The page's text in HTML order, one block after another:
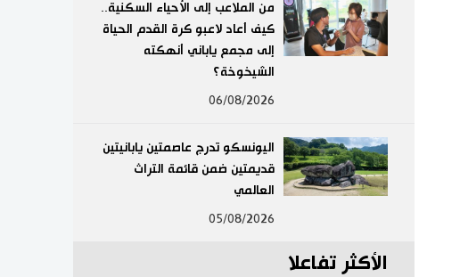
من الملاعب إلى الأحياء السكنية..
كيف أعاد لاعبو كرة القدم الحياة
إلى مجمع ياباني أنهكته
الشيخوخة؟
06/08/2026
اليونسكو تدرج عاصمتين يابانيتين
قديمتين ضمن قائمة التراث
العالمي
05/08/2026
الأكثر تفاعلا